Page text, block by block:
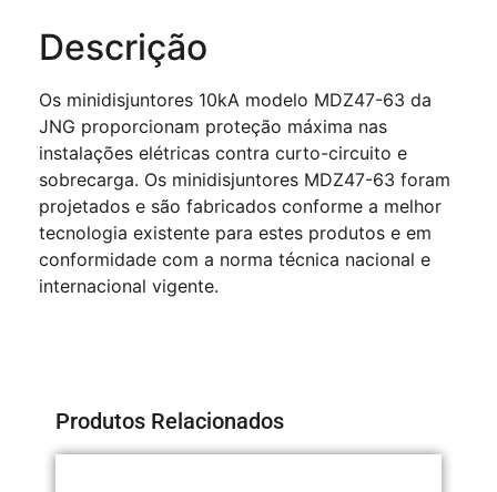
Descrição
Os minidisjuntores 10kA modelo MDZ47-63 da
JNG proporcionam proteção máxima nas
instalações elétricas contra curto-circuito e
sobrecarga. Os minidisjuntores MDZ47-63 foram
projetados e são fabricados conforme a melhor
tecnologia existente para estes produtos e em
conformidade com a norma técnica nacional e
internacional vigente.
Produtos Relacionados